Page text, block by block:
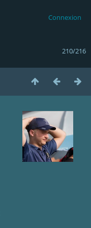
Connexion
210/216